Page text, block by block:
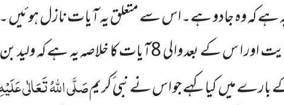
ہے کہ وہ جادو ہے۔اس سے متعلق یہ آیات نازل ہوئیں ۔
چنانچہ اس آیت اور ا س کے بعد والی 8آیات کا خلاصہ
میں کیا کہے جو اس نے نبی ٔکریمصَلَّی اللّٰہُ تَعَالٰی